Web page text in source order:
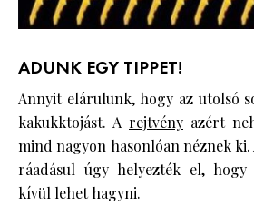
ADUNK EGY TIPPET!
Annyit elárulunk, hogy az utolsó
kakukktojást. A rejtvény azért
mind nagyon hasonlóan néznek
ráadásul úgy helyezték el,
kívül lehet hagyni.